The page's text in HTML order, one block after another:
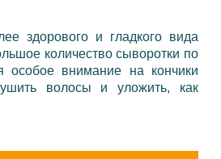
здорового и гладкого вида
количество сыворотки по
особое внимание на кончики
волосы и уложить, как